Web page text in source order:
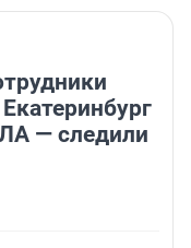
— следили